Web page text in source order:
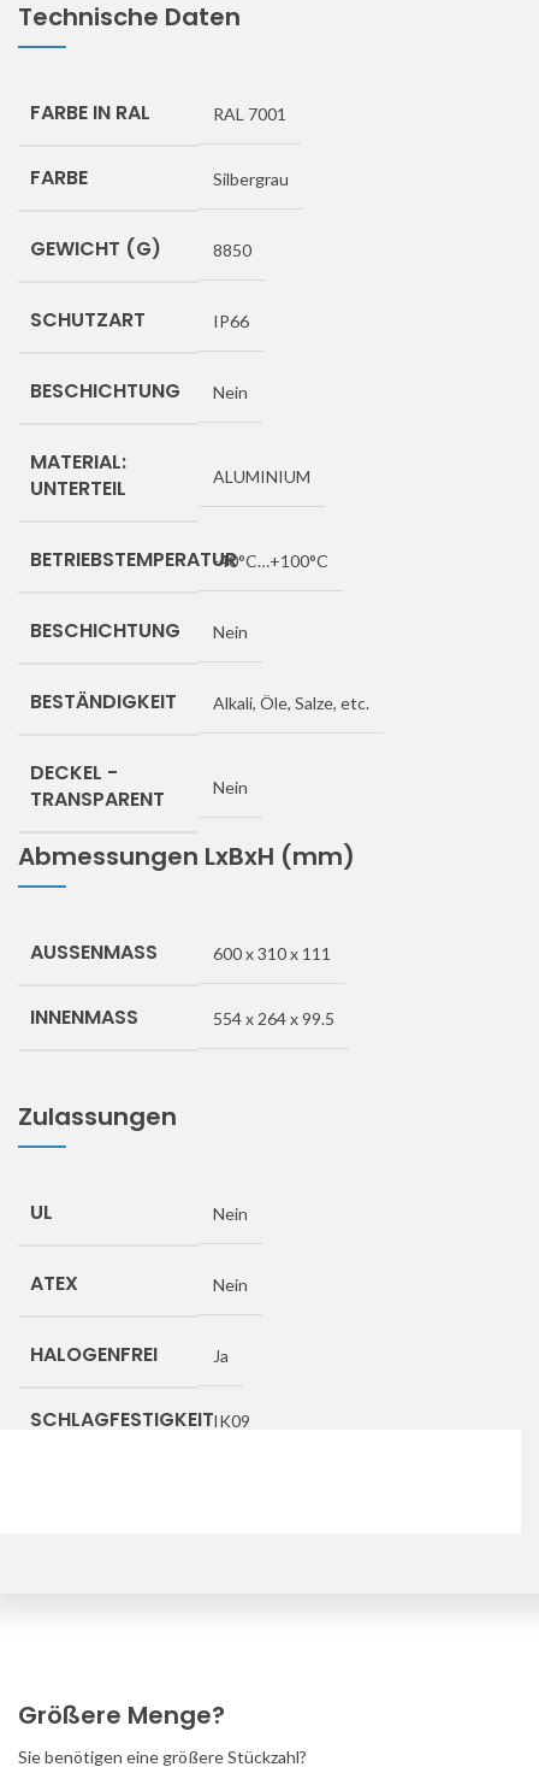
Technische Daten
FARBE IN RAL RAL 7001
FARBE Silbergrau
GEWICHT (G) 8850
SCHUTZART IP66
BESCHICHTUNG Nein
MATERIAL:
UNTERTEIL
ALUMINIUM
BETRIEBSTEMPERATUR-40°C…+100°C
BESCHICHTUNG Nein
BESTÄNDIGKEIT Alkali, Öle, Salze, etc.
DECKEL -
TRANSPARENT
Nein
Abmessungen LxBxH (mm)
AUSSENMASS 600 x 310 x 111
INNENMASS 554 x 264 x 99.5
Zulassungen
UL Nein
ATEX Nein
HALOGENFREI Ja
SCHLAGFESTIGKEITIK09
Größere Menge?
Sie benötigen eine größere Stückzahl?